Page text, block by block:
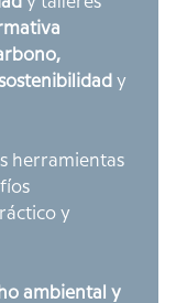
y
herramientas
y
ambiental y